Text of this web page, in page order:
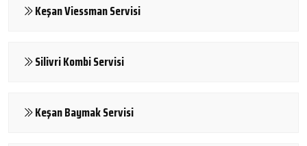
Keşan Viessman Servisi
Silivri Kombi Servisi
Keşan Baymak Servisi